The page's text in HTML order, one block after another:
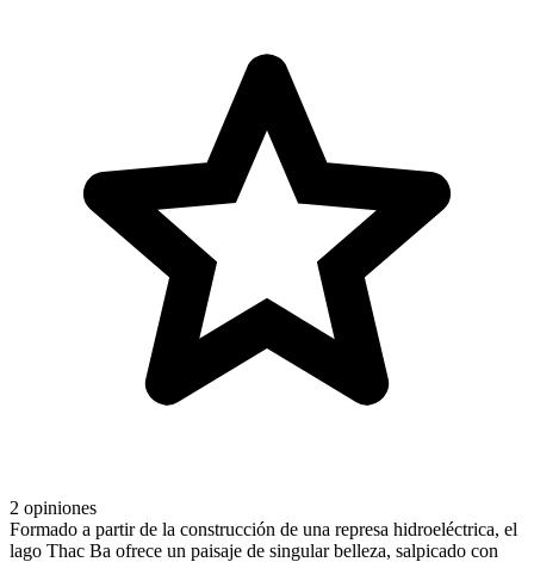
2 opiniones
Formado a partir de la construcción de una represa hidroeléctrica, el
lago Thac Ba ofrece un paisaje de singular belleza, salpicado con